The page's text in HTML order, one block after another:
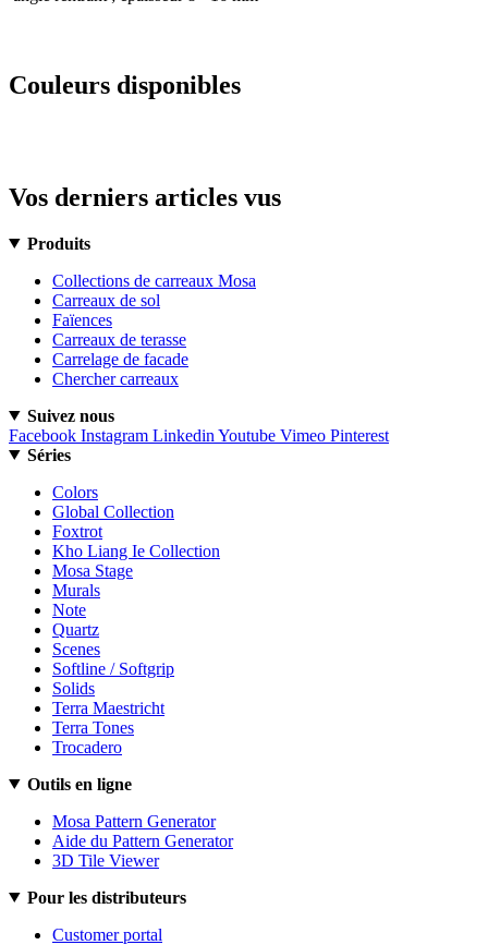
Couleurs disponibles
Vos derniers articles vus
Produits
Collections de carreaux Mosa
Carreaux de sol
Faïences
Carreaux de terasse
Carrelage de facade
Chercher carreaux
Suivez nous
Facebook Instagram Linkedin Youtube Vimeo Pinterest
Séries
Colors
Global Collection
Foxtrot
Kho Liang Ie Collection
Mosa Stage
Murals
Note
Quartz
Scenes
Softline / Softgrip
Solids
Terra Maestricht
Terra Tones
Trocadero
Outils en ligne
Mosa Pattern Generator
Aide du Pattern Generator
3D Tile Viewer
Pour les distributeurs
Customer portal